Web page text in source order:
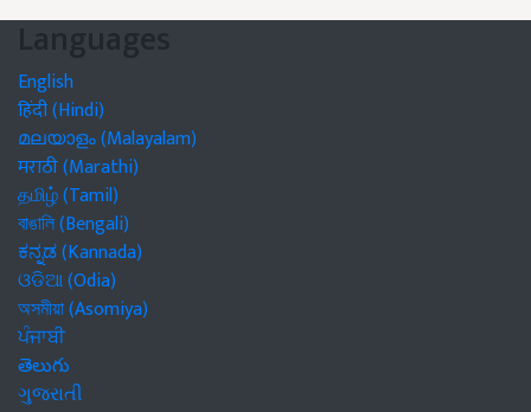
Languages
English
हिंदी (Hindi)
മലയാളം (Malayalam)
मराठी (Marathi)
தமிழ் (Tamil)
বাঙালি (Bengali)
ಕನ್ನಡ (Kannada)
ଓଡିଆ (Odia)
অসমীয়া (Asomiya)
ਪੰਜਾਬੀ
తెలుగు
ગુજરાતી